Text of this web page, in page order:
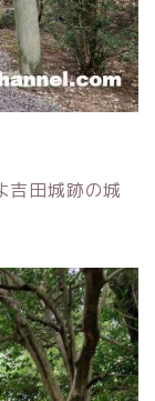
吉田城跡の城